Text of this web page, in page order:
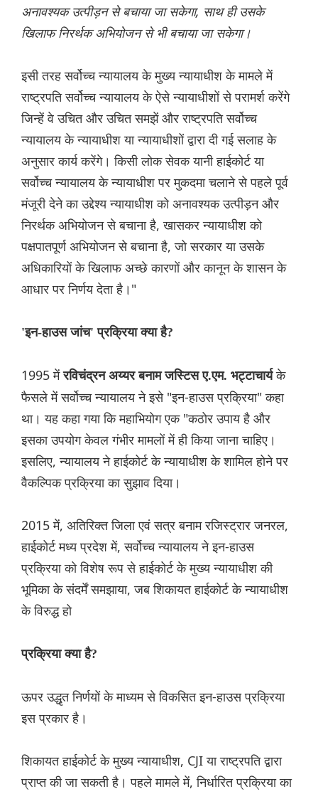
अनावश्यक उत्पीड़न से बचाया जा सकेगा, साथ ही उसके
खिलाफ निरर्थक अभियोजन से भी बचाया जा सकेगा।
इसी तरह सर्वोच्च न्यायालय के मुख्य न्यायाधीश के मामले में
राष्ट्रपति सर्वोच्च न्यायालय के ऐसे न्यायाधीशों से परामर्श करेंगे
जिन्हें वे उचित और उचित समझें और राष्ट्रपति सर्वोच्च
न्यायालय के न्यायाधीश या न्यायाधीशों द्वारा दी गई सलाह के
अनुसार कार्य करेंगे। किसी लोक सेवक यानी हाईकोर्ट या
सर्वोच्च न्यायालय के न्यायाधीश पर मुकदमा चलाने से पहले पूर्व
मंजूरी देने का उद्देश्य न्यायाधीश को अनावश्यक उत्पीड़न और
निरर्थक अभियोजन से बचाना है, खासकर न्यायाधीश को
पक्षपातपूर्ण अभियोजन से बचाना है, जो सरकार या उसके
अधिकारियों के खिलाफ अच्छे कारणों और कानून के शासन के
आधार पर निर्णय देता है।"
'इन-हाउस जांच' प्रक्रिया क्या है?
1995 मेंरविचंद्रन अय्यर बनाम जस्टिस ए.एम. भट्टाचार्यके
फैसले में सर्वोच्च न्यायालय ने इसे "इन-हाउस प्रक्रिया" कहा
था। यह कहा गया कि महाभियोग एक "कठोर उपाय है और
इसका उपयोग केवल गंभीर मामलों में ही किया जाना चाहिए।
इसलिए, न्यायालय ने हाईकोर्ट के न्यायाधीश के शामिल होने पर
वैकल्पिक प्रक्रिया का सुझाव दिया।
2015 में, अतिरिक्त जिला एवं सत्र बनाम रजिस्ट्रार जनरल,
हाईकोर्ट मध्य प्रदेश में, सर्वोच्च न्यायालय ने इन-हाउस
प्रक्रिया को विशेष रूप से हाईकोर्ट के मुख्य न्यायाधीश की
भूमिका के संदर्में समझाया, जब शिकायत हाईकोर्ट के न्यायाधीश
के विरुद्ध हो
प्रक्रिया क्या है?
ऊपर उद्धृत निर्णयों के माध्यम से विकसित इन-हाउस प्रक्रिया
इस प्रकार है।
शिकायत हाईकोर्ट के मुख्य न्यायाधीश, CJI या राष्ट्रपति द्वारा
प्राप्त की जा सकती है। पहले मामले में, निर्धारित प्रक्रिया का